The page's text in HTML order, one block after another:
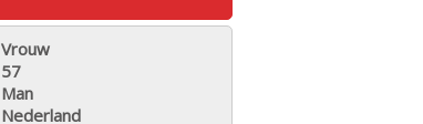
Vrouw
57
Man
Nederland